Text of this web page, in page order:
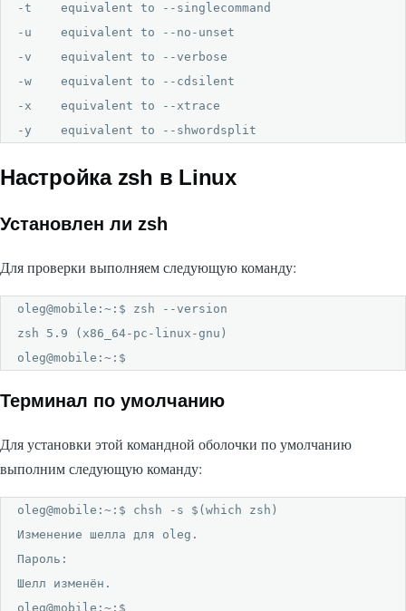
-t    equivalent to --singlecommand
-u    equivalent to --no-unset
-v    equivalent to --verbose
-w    equivalent to --cdsilent
-x    equivalent to --xtrace
-y    equivalent to --shwordsplit
Настройка zsh в Linux
Установлен ли zsh
Для проверки выполняем следующую команду:
oleg@mobile:~:$ zsh --version
zsh 5.9 (x86_64-pc-linux-gnu)
oleg@mobile:~:$
Терминал по умолчанию
Для установки этой командной оболочки по умолчанию
выполним следующую команду:
oleg@mobile:~:$ chsh -s $(which zsh)
Изменение шелла для oleg.
Пароль:
Шелл изменён.
oleg@mobile:~:$